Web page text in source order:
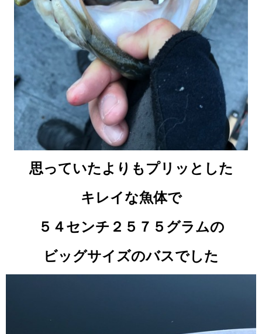
思っていたよりもプリッとした
キレイな魚体で
５４センチ２５７５グラムの
ビッグサイズのバスでした